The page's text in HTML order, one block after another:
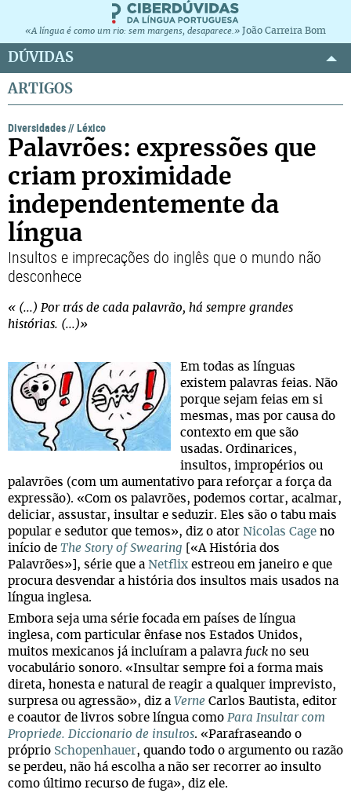
«A língua é como um rio: sem margens, desaparece.» João Carreira Bom
DÚVIDAS
ARTIGOS
Diversidades//Léxico
Palavrões: expressões que
criam proximidade
independentemente da
língua
Insultos e imprecações do inglês que o mundo não
desconhece
« (...) Por trás de cada palavrão, há sempre grandes
histórias. (...)»
Em todas as línguas
existem palavras feias. Não
porque sejam feias em si
mesmas, mas por causa do
contexto em que são
usadas. Ordinarices,
insultos, impropérios ou
palavrões (com um aumentativo para reforçar a força da
expressão). «Com os palavrões, podemos cortar, acalmar,
deliciar, assustar, insultar e seduzir. Eles são o tabu mais
popular e sedutor que temos», diz o ator Nicolas Cage no
início de The Story of Swearing [«A História dos
Palavrões»], série que a Netflix estreou em janeiro e que
procura desvendar a história dos insultos mais usados ​​na
língua inglesa.
Embora seja uma série focada em países de língua
inglesa, com particular ênfase nos Estados Unidos,
muitos mexicanos já incluíram a palavra fuck no seu
vocabulário sonoro. «Insultar sempre foi a forma mais
direta, honesta e natural de reagir a qualquer imprevisto,
surpresa ou agressão», diz a Verne Carlos Bautista, editor
e coautor de livros sobre língua como Para Insultar com
Propriede. Diccionario de insultos. «Parafraseando o
próprio Schopenhauer, quando todo o argumento ou razão
se perdeu, não há escolha a não ser recorrer ao insulto
como último recurso de fuga», diz ele.